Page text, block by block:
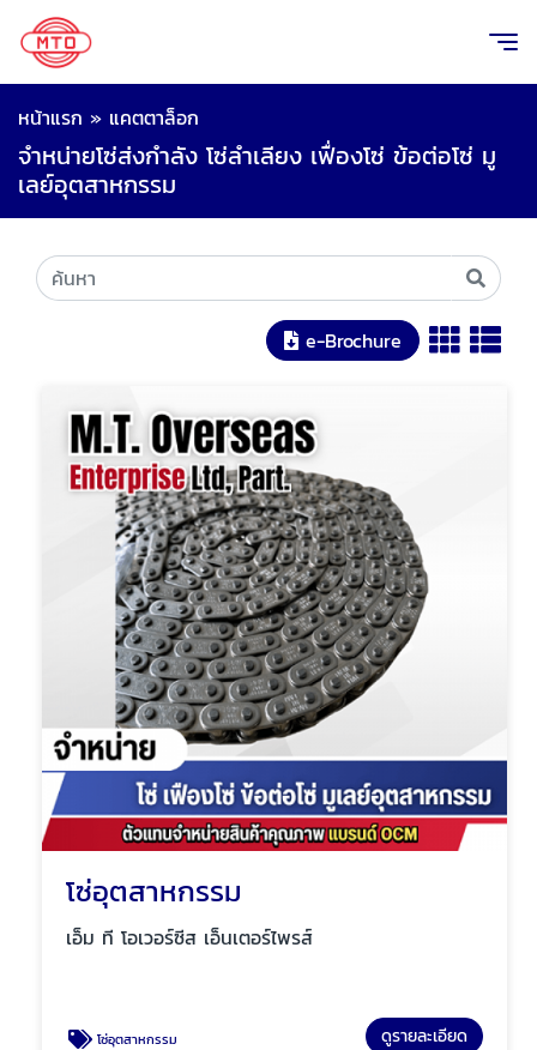
หน้าแรก » แคตตาล็อก
จำหน่ายโซ่ส่งกำลัง โซ่ลำเลียง เฟื่องโซ่ ข้อต่อโซ่ มู
เลย์อุตสาหกรรม
e-Brochure
โซ่อุตสาหกรรม
เอ็ม ที โอเวอร์ซีส เอ็นเตอร์ไพรส์
โซ่อุตสาหกรรม ดูรายละเอียด